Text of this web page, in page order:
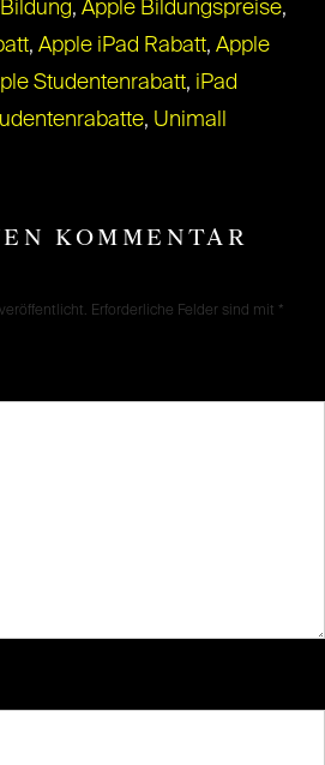
, Apple Bildungspreise,
, Apple iPad Rabatt, Apple
Studentenrabatt, iPad
, Unimall
KOMMENTAR
Erforderliche Felder sind mit *